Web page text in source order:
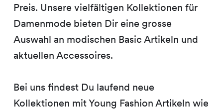
Preis. Unsere vielfältigen Kollektionen für
Damenmode bieten Dir eine grosse
Auswahl an modischen Basic Artikeln und
aktuellen Accessoires.
Bei uns findest Du laufend neue
Kollektionen mit Young Fashion Artikeln wie